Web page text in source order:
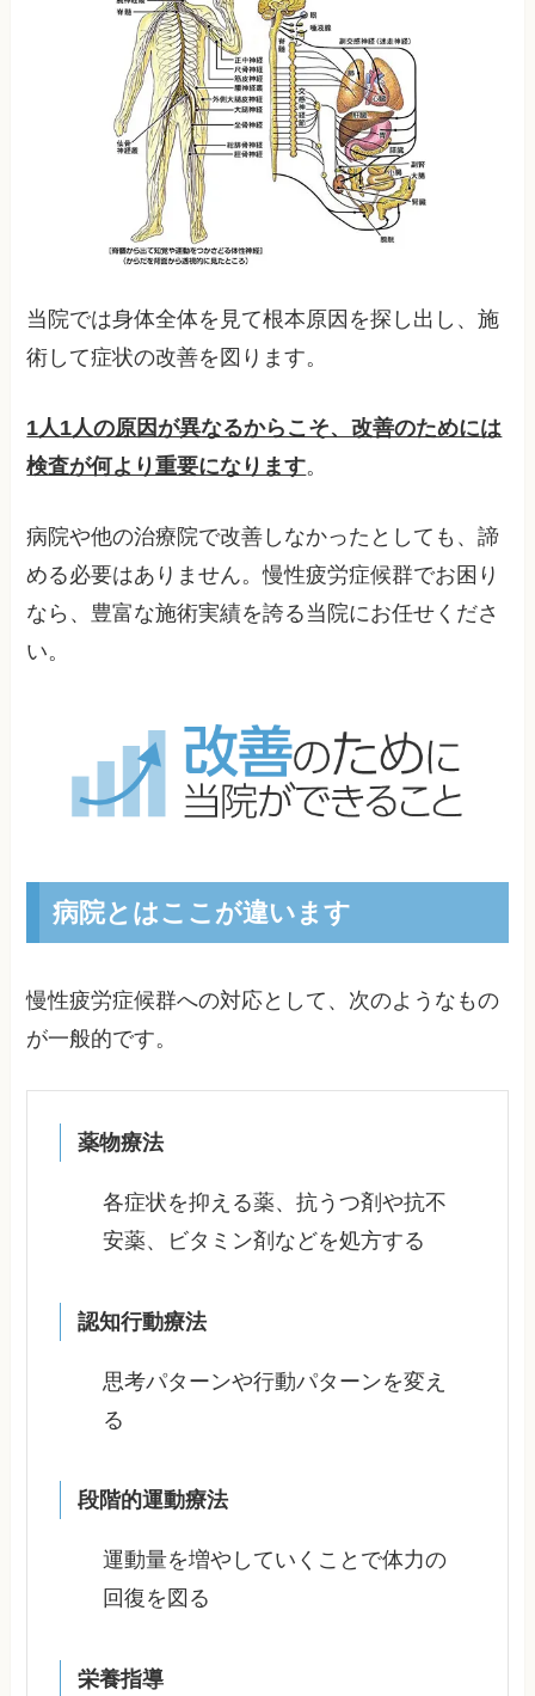
当院では身体全体を見て根本原因を探し出し、施
術して症状の改善を図ります。
1人1人の原因が異なるからこそ、改善のためには
検査が何より重要になります。
病院や他の治療院で改善しなかったとしても、諦
める必要はありません。慢性疲労症候群でお困り
なら、豊富な施術実績を誇る当院にお任せくださ
い。
病院とはここが違います
慢性疲労症候群への対応として、次のようなもの
が一般的です。
薬物療法
各症状を抑える薬、抗うつ剤や抗不
安薬、ビタミン剤などを処方する
認知行動療法
思考パターンや行動パターンを変え
る
段階的運動療法
運動量を増やしていくことで体力の
回復を図る
栄養指導